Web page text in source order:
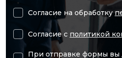
Согласие на обработку
Согласие с политикой
При отправке формы вы